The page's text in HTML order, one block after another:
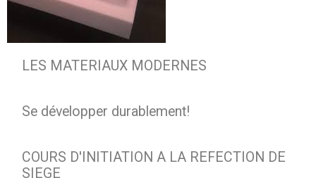
LES MATERIAUX MODERNES
Se développer durablement!
COURS D'INITIATION A LA REFECTION DE
SIEGE